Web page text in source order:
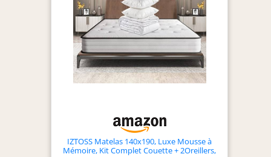
forme complète en 72 heures après ouverture
SÉRÉNITÉ GARANTIE : Tous les matelas Zinus
bénéficient d’une garantie limitée de 10 ans incluse
; Un véritable gage de qualité et de durabilité pour
un sommeil réparateur durable
IZTOSS Matelas 140x190, Luxe Mousse à
Mémoire, Kit Complet Couette + 2Oreillers,